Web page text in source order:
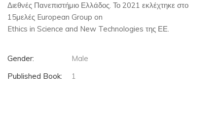
Διεθνές Πανεπιστήμιο Ελλάδος. Το 2021 εκλέχτηκε στο
15μελές European Group on
Ethics in Science and New Technologies της ΕΕ.
Gender:
Male
Published Book:
1